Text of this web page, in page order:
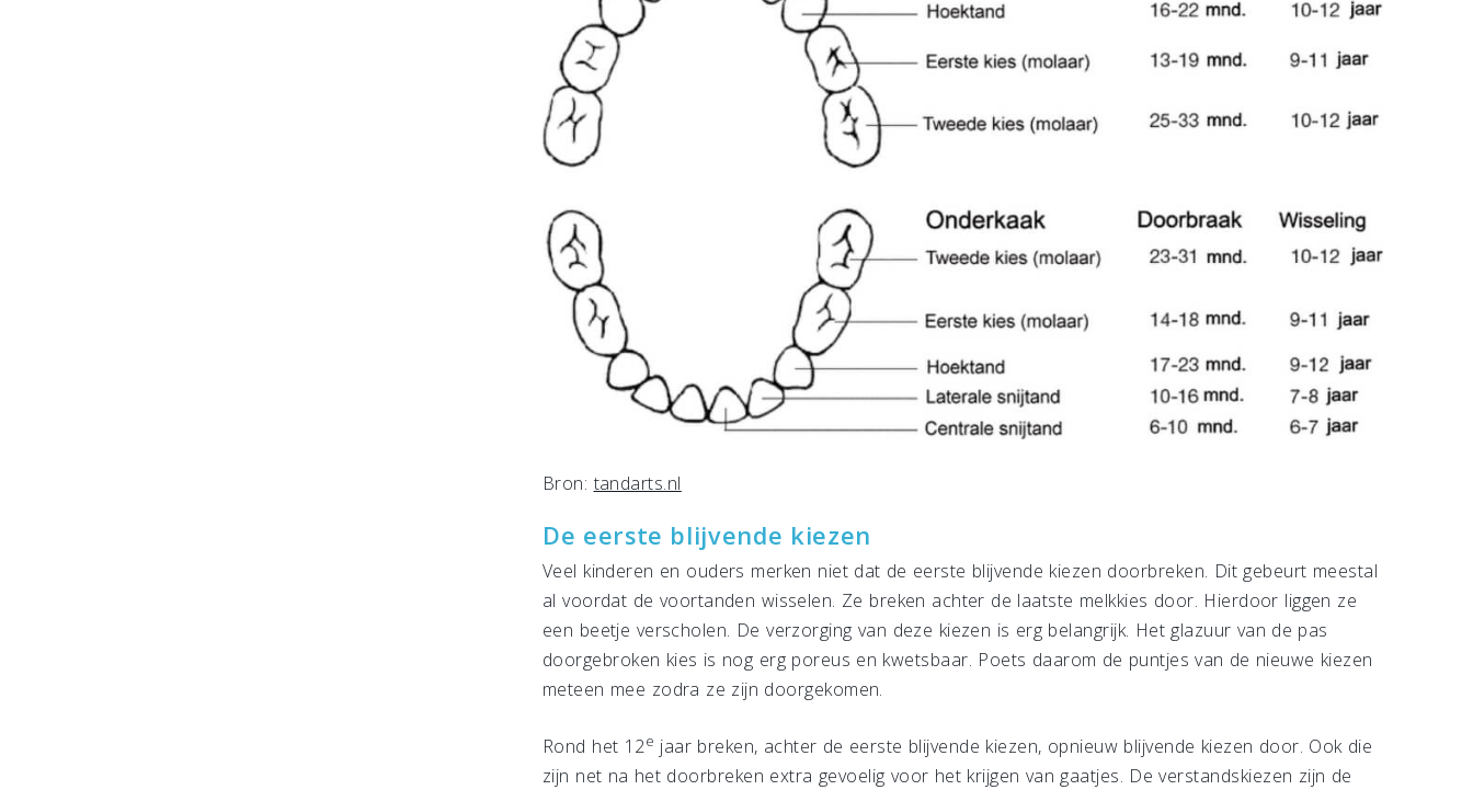
Bron: tandarts.nl
De eerste blijvende kiezen
Veel kinderen en ouders merken niet dat de eerste blijvende kiezen doorbreken. Dit gebeurt meestal
al voordat de voortanden wisselen. Ze breken achter de laatste melkkies door. Hierdoor liggen ze
een beetje verscholen. De verzorging van deze kiezen is erg belangrijk. Het glazuur van de pas
doorgebroken kies is nog erg poreus en kwetsbaar. Poets daarom de puntjes van de nieuwe kiezen
meteen mee zodra ze zijn doorgekomen.
Rond het 12e jaar breken, achter de eerste blijvende kiezen, opnieuw blijvende kiezen door. Ook die
zijn net na het doorbreken extra gevoelig voor het krijgen van gaatjes. De verstandskiezen zijn de